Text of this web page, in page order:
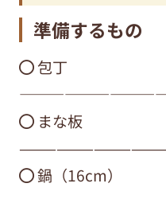
準備するもの
⚫︎ 包
⚫︎ ま
⚫︎ 鍋（